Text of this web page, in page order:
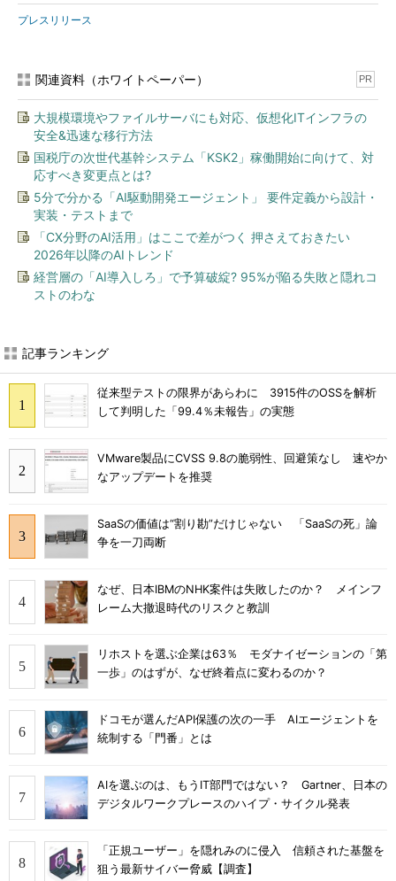
プレスリリース
関連資料（ホワイトペーパー） PR
大規模環境やファイルサーバにも対応、仮想化ITインフラの
安全&迅速な移行方法
国税庁の次世代基幹システム「KSK2」稼働開始に向けて、対
応すべき変更点とは?
5分で分かる「AI駆動開発エージェント」 要件定義から設計・
実装・テストまで
「CX分野のAI活用」はここで差がつく 押さえておきたい
2026年以降のAIトレンド
経営層の「AI導入しろ」で予算破綻? 95%が陥る失敗と隠れコ
ストのわな
記事ランキング
従来型テストの限界があらわに 3915件のOSSを解析
して判明した「99.4％未報告」の実態
VMware製品にCVSS 9.8の脆弱性、回避策なし 速やか
なアップデートを推奨
SaaSの価値は“割り勘”だけじゃない 「SaaSの死」論
争を一刀両断
なぜ、日本IBMのNHK案件は失敗したのか？ メインフ
レーム大撤退時代のリスクと教訓
リホストを選ぶ企業は63％ モダナイゼーションの「第
一歩」のはずが、なぜ終着点に変わるのか？
ドコモが選んだAPI保護の次の一手 AIエージェントを
統制する「門番」とは
AIを選ぶのは、もうIT部門ではない？ Gartner、日本の
デジタルワークプレースのハイプ・サイクル発表
「正規ユーザー」を隠れみのに侵入 信頼された基盤を
狙う最新サイバー脅威【調査】